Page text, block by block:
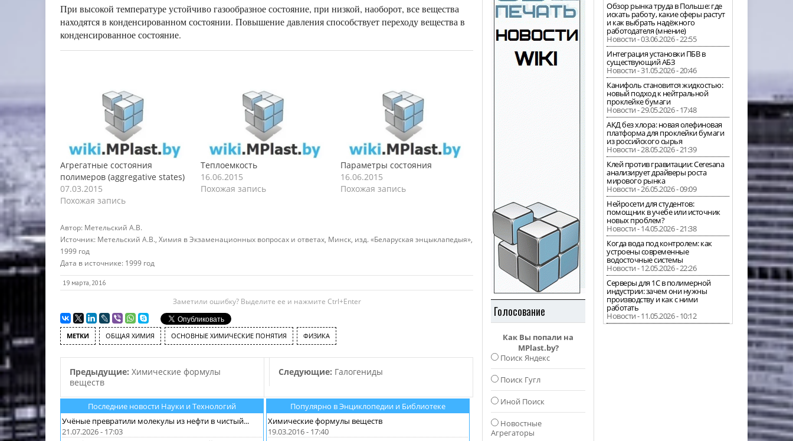
При высокой температуре устойчиво газообразное состояние, при низкой, наоборот, все вещества
находятся в конденсированном состоянии. Повышение давления способствует переходу вещества в
конденсированное состояние.
Агрегатные состояния
полимеров (aggregative states)
07.03.2015
Похожая запись
Теплоемкость
16.06.2015
Похожая запись
Параметры состояния
16.06.2015
Похожая запись
Автор: Метельский А.В.
Источник: Метельский А.В., Химия в Экзаменационных вопросах и ответах, Минск, изд. «Беларуская энцыклапедыя»,
1999 год
Дата в источнике: 1999 год
19 марта, 2016
Заметили ошибку? Выделите ее и нажмите Ctrl+Enter
МЕТКИ ОБЩАЯ ХИМИЯ ОСНОВНЫЕ ХИМИЧЕСКИЕ ПОНЯТИЯ ФИЗИКА
Предыдущие: Химические формулы
веществ
Следующие: Галогениды
Последние новости Науки и Технологий
Учёные превратили молекулы из нефти в чистый...
21.07.2026 - 17:03
Популярно в Энциклопедии и Библиотеке
Химические формулы веществ
19.03.2016 - 17:40
Голосование
Как Вы попали на
MPlast.by?
Поиск Яндекс
Поиск Гугл
Иной Поиск
Новостные
Агрегаторы
Обзор рынка труда в Польше: где
искать работу, какие сферы растут
и как выбрать надёжного
работодателя (мнение)
Новости - 03.06.2026 - 22:55
Интеграция установки ПБВ в
существующий АБЗ
Новости - 31.05.2026 - 20:46
Канифоль становится жидкостью:
новый подход к нейтральной
проклейке бумаги
Новости - 29.05.2026 - 17:48
АКД без хлора: новая олефиновая
платформа для проклейки бумаги
из российского сырья
Новости - 28.05.2026 - 21:39
Клей против гравитации: Ceresana
анализирует драйверы роста
мирового рынка
Новости - 26.05.2026 - 09:09
Нейросети для студентов:
помощник в учебе или источник
новых проблем?
Новости - 14.05.2026 - 21:38
Когда вода под контролем: как
устроены современные
водосточные системы
Новости - 12.05.2026 - 22:26
Серверы для 1С в полимерной
индустрии: зачем они нужны
производству и как с ними
работать
Новости - 11.05.2026 - 10:12